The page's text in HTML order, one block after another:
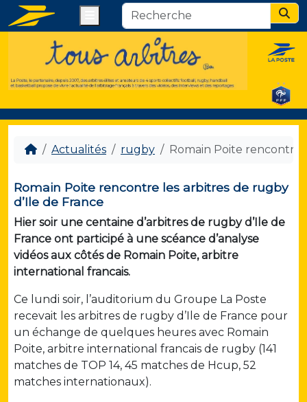
Actualités rugby Romain Poite rencontre
Romain Poite rencontre les arbitres de rugby
d’Ile de France
Hier soir une centaine d’arbitres de rugby d’Ile de
France ont participé à une scéance d’analyse
vidéos aux côtés de Romain Poite, arbitre
international francais.
Ce lundi soir, l’auditorium du Groupe La Poste
recevait les arbitres de rugby d’Ile de France pour
un échange de quelques heures avec Romain
Poite, arbitre international francais de rugby (141
matches de TOP 14, 45 matches de Hcup, 52
matches internationaux).